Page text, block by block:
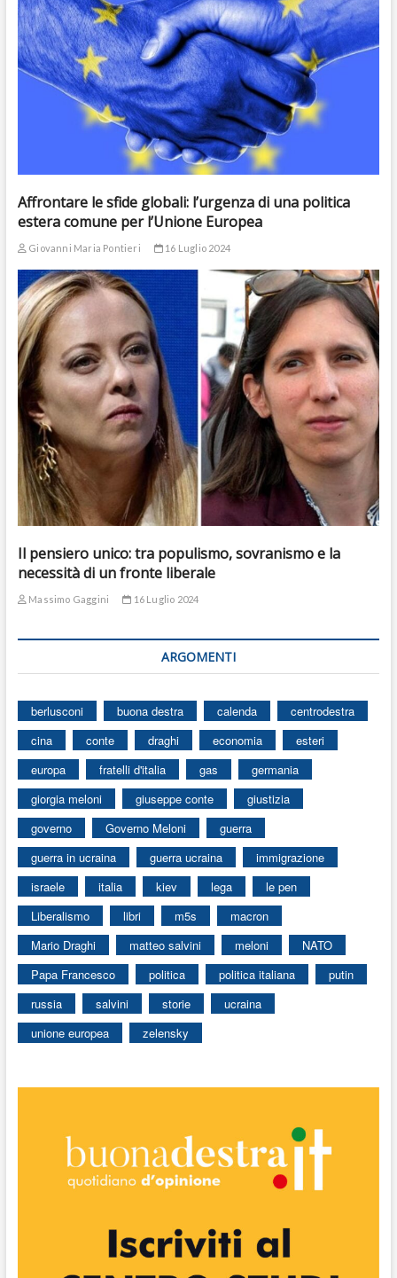
Affrontare le sfide globali: l’urgenza di una politica
estera comune per l’Unione Europea
Giovanni Maria Pontieri 16 Luglio 2024
Il pensiero unico: tra populismo, sovranismo e la
necessità di un fronte liberale
Massimo Gaggini 16 Luglio 2024
ARGOMENTI
berlusconi buona destra calenda
centrodestra
cina
conte draghi economia
esteri
europa
fratelli d'italia gas
germania
giorgia meloni
giuseppe conte
giustizia
governo
Governo Meloni
guerra
guerra in ucraina
guerra ucraina
immigrazione
israele
italia kiev lega
le pen
Liberalismo
libri m5s
macron
Mario Draghi
matteo salvini meloni
NATO
Papa Francesco
politica politica italiana
putin
russia
salvini storie
ucraina
unione europea
zelensky